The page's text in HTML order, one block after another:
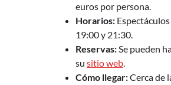
euros por persona.
Horarios:
19:00 y 21:30.
Reservas:Se pueden
su sitio web.
Cómo llegar:Cerca de